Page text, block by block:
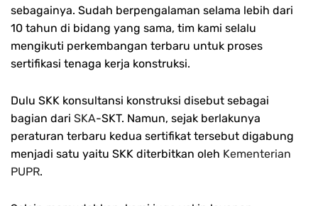
sebagainya. Sudah berpengalaman selama lebih dari
10 tahun di bidang yang sama, tim kami selalu
mengikuti perkembangan terbaru untuk proses
sertifikasi tenaga kerja konstruksi.
Dulu SKK konsultansi konstruksi disebut sebagai
bagian dari SKA-SKT. Namun, sejak berlakunya
peraturan terbaru kedua sertifikat tersebut digabung
menjadi satu yaitu SKK diterbitkan oleh Kementerian
PUPR.